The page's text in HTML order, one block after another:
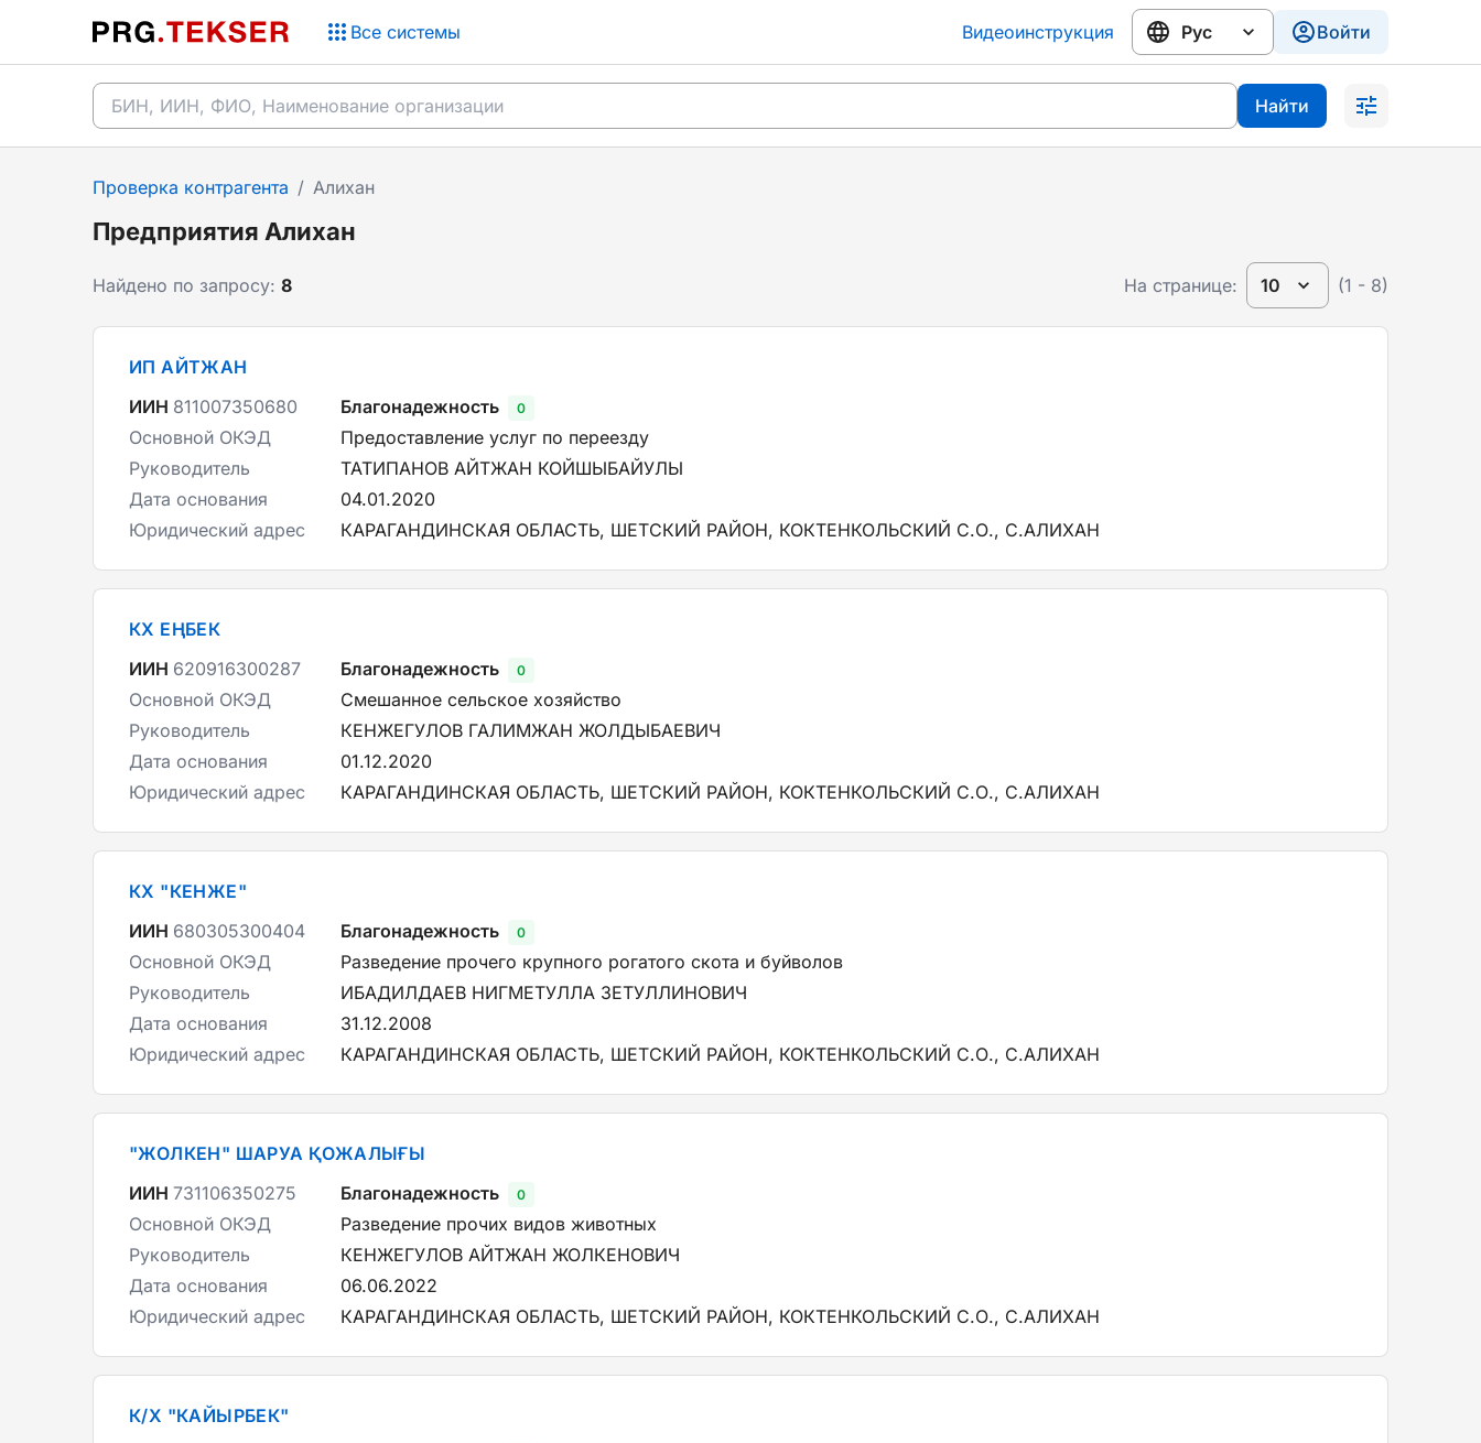
Все системы Видеоинструкция Войти
Найти
Проверка контрагента / Алихан
Предприятия Алихан
Найдено по запросу: 8 На странице: 10 (1 - 8)
ИП АЙТЖАН
ИИН 811007350680 Благонадежность 0
Основной ОКЭД
Предоставление услуг по переезду
Руководитель
ТАТИПАНОВ АЙТЖАН КОЙШЫБАЙУЛЫ
Дата основания
04.01.2020
Юридический адрес
КАРАГАНДИНСКАЯ ОБЛАСТЬ, ШЕТСКИЙ РАЙОН, КОКТЕНКОЛЬСКИЙ С.О., С.АЛИХАН
КХ ЕҢБЕК
ИИН 620916300287 Благонадежность 0
Основной ОКЭД
Смешанное сельское хозяйство
Руководитель
КЕНЖЕГУЛОВ ГАЛИМЖАН ЖОЛДЫБАЕВИЧ
Дата основания
01.12.2020
Юридический адрес
КАРАГАНДИНСКАЯ ОБЛАСТЬ, ШЕТСКИЙ РАЙОН, КОКТЕНКОЛЬСКИЙ С.О., С.АЛИХАН
КХ "КЕНЖЕ"
ИИН 680305300404 Благонадежность 0
Основной ОКЭД
Разведение прочего крупного рогатого скота и буйволов
Руководитель
ИБАДИЛДАЕВ НИГМЕТУЛЛА ЗЕТУЛЛИНОВИЧ
Дата основания
31.12.2008
Юридический адрес
КАРАГАНДИНСКАЯ ОБЛАСТЬ, ШЕТСКИЙ РАЙОН, КОКТЕНКОЛЬСКИЙ С.О., С.АЛИХАН
"ЖОЛКЕН" ШАРУА ҚОЖАЛЫҒЫ
ИИН 731106350275 Благонадежность 0
Основной ОКЭД
Разведение прочих видов животных
Руководитель
КЕНЖЕГУЛОВ АЙТЖАН ЖОЛКЕНОВИЧ
Дата основания
06.06.2022
Юридический адрес
КАРАГАНДИНСКАЯ ОБЛАСТЬ, ШЕТСКИЙ РАЙОН, КОКТЕНКОЛЬСКИЙ С.О., С.АЛИХАН
К/Х "КАЙЫРБЕК"